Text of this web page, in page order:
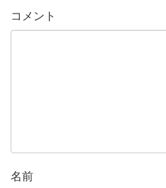
コメント
名前